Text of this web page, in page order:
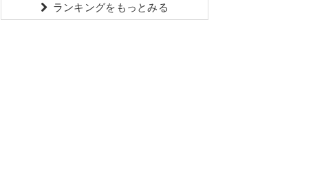
ランキングをもっとみる